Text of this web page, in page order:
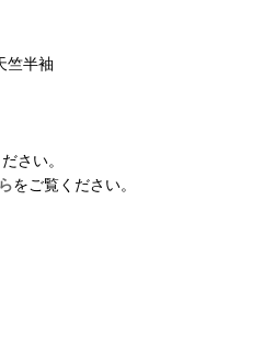
竺半袖
さい。
をご覧ください。